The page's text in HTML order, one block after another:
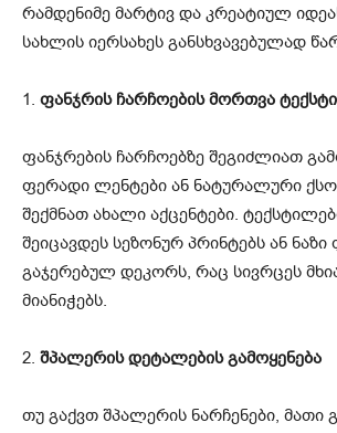
რამდენიმე მარტივ და კრეატიულ
სახლის იერსახეს განსხვავებულად
1. ფანჯრის ჩარჩოების მორთვა
ფანჯრების ჩარჩოებზე შეგიძლიათ
ფერადი ლენტები ან ნატურალური
შექმნათ ახალი აქცენტები.
შეიცავდეს სეზონურ პრინტებს ან
გაჯერებულ დეკორს, რაც სივრცეს
მიანიჭებს.
2. შპალერის დეტალების გამოყენება
თუ გაქვთ შპალერის ნარჩენები, მათი